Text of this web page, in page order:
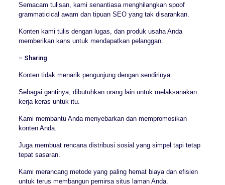
Semacam tulisan, kami senantiasa menghilangkan spoof
grammaticical awam dan tipuan SEO yang tak disarankan.
Konten kami tulis dengan lugas, dan produk usaha Anda
memberikan kans untuk mendapatkan pelanggan.
– Sharing
Konten tidak menarik pengunjung dengan sendirinya.
Sebagai gantinya, dibutuhkan orang lain untuk melaksanakan
kerja keras untuk itu.
Kami membantu Anda menyebarkan dan mempromosikan
konten Anda.
Juga membuat rencana distribusi sosial yang simpel tapi tetap
tepat sasaran.
Kami merancang metode yang paling hemat biaya dan efisien
untuk terus membangun pemirsa situs laman Anda.